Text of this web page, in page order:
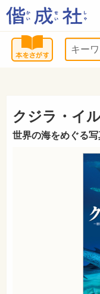
クジラ・イ
世界の海をめぐる